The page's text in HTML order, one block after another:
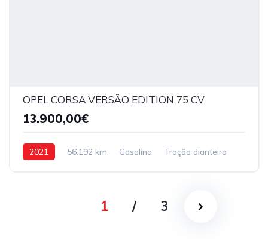
OPEL CORSA VERSÃO EDITION 75 CV
13.900,00€
2021 56.192 km Gasolina Tração dianteira
1 / 3